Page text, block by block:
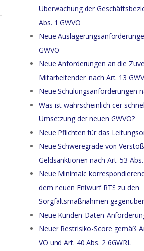
Überwachung der
Abs. 1 GWVO
Neue
GWVO
Neue Anforderungen an die
Mitarbeitenden nach Art. 13
Neue Schulungsanforderungen
Was ist wahrscheinlich der
Umsetzung der neuen GWVO?
Neue Pflichten für das
Neue Schweregrade von
Geldsanktionen nach Art. 53
Neue Minimale
dem neuen Entwurf RTS zu den
Sorgfaltsmaßnahmen
Neue Kunden-Daten-
Neuer Restrisiko-Score gemäß
VO und Art. 40 Abs. 2 6GWRL